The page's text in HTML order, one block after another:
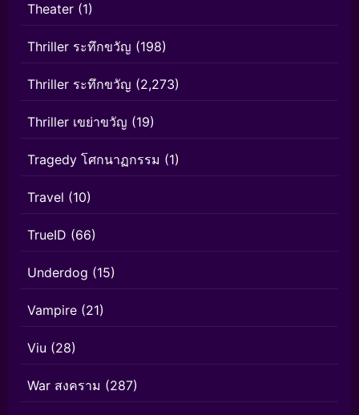
Theater (1)
Thriller ระทึกขวัญ (198)
Thriller ระทึกขวัญ (2,273)
Thriller เขย่าขวัญ (19)
Tragedy โศกนาฏกรรม (1)
Travel (10)
TrueID (66)
Underdog (15)
Vampire (21)
Viu (28)
War สงคราม (287)